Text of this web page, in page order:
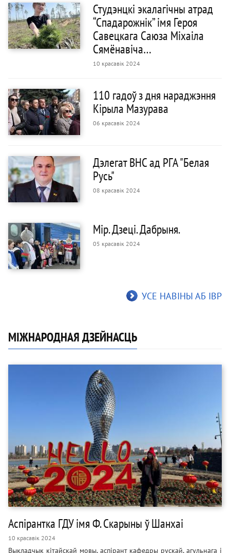
Студэнцкі экалагічны атрад
“Спадарожнік” імя Героя
Савецкага Саюза Міхаіла
Сямёнавіча…
10 красавік 2024
Дэлегат ВНС ад РГА "Белая
Русь"
08 красавік 2024
110 гадоў з дня нараджэння
Кірыла Мазурава
06 красавік 2024
Мір. Дзеці. Дабрыня.
05 красавік 2024
УСЕ НАВІНЫ АБ IВР
МІЖНАРОДНАЯ ДЗЕЙНАСЦЬ
Аспірантка ГДУ імя Ф. Скарыны ў Шанхаі
10 красавік 2024
Выкладчык кітайскай мовы, аспірант кафедры рускай, агульнага і